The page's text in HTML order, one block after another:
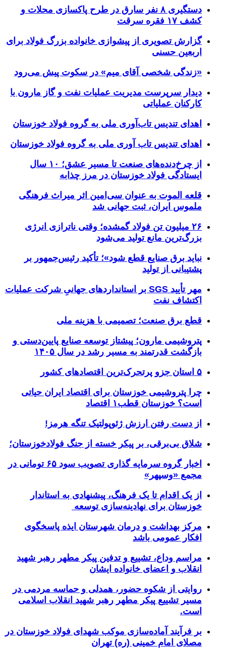
دستگیری ۸ نفر سارق در طرح پاکسازی محلات و
کشف ۱۷ فقره سرقت
گزارش تصویری از پیشوازی خانواده بزرگ فولاد برای
اربعین حسنی
«زندگی شخصی آقای میم» در سکوت پیش می‌رود
دیدار سرپرست مدیریت عملیات نفت و گاز مارون با
کارکنان عملیاتی
اهدای تندیس تاب‌آوری ملی به گروه فولاد خوزستان
اهدای تندیس تاب آوری ملی به گروه فولاد خوزستان
از چرخ‌دنده‌های صنعت تا مسیر عشق؛ ۱۰ سال
ایستادگی فولاد خوزستان در مرز چذابه
قلعه الموت به عنوان سی‌امین اثر میراث‌ فرهنگی
ملموس ایران، ثبت جهانی شد
۲۶ میلیون تن فولاد گمشده؛ وقتی ناترازی انرژی
بزرگ‌ترین مانع تولید می‌شود
نباید برق صنایع قطع شود»؛ تأکید رئیس‌جمهور بر
پشتیبانی از تولید
مهر تأیید SGS بر استانداردهای جهانیِ شرکت عملیات
اکتشاف نفت
قطع برق صنعت؛ تصمیمی با هزینه ملی
پتروشیمی مارون؛ پیشتاز توسعه صنایع پایین‌دستی و
بازگشت قدرتمند به مسیر رشد در سال ۱۴۰۵
۵ استان جزو پرتحرک‌ترین اقتصاد‌های کشور
چرا پتروشیمی خوزستان برای اقتصاد ایران حیاتی
است؟ خوزستان قطب۱ اقتصاد
از دست رفتن ارزش ژئوپولتیک تنگه هرمز!
شلاق‌ بی‌برقی، بر پیکر خسته‌ از جنگ فولادخوزستان؛
اخبار گروه سرمایه گذاری تصویب سود ۶۵ تومانی در
مجمع «وسپهر»
از یک اقدام تا یک فرهنگ، پیشنهادی به استاندار
خوزستان برای نهادینه‌سازی توسعه
مرکز بهداشت و درمان شهرستان ایذه پاسخگوی
افکار عمومی باشد
مراسم وداع، تشییع و تدفین پیکر مطهر رهبر شهید
انقلاب و اعضای خانواده ایشان
روایتی از شکوه حضور، همدلی و حماسه مردمی در
مسیر تشییع پیکر مطهر رهبر شهید انقلاب اسلامی
است.
بر فرآیند آماده‌سازی موکب شهدای فولاد خوزستان در
مصلای امام خمینی (ره) تهران